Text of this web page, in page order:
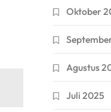
Oktober
Agustus
Juli 2025